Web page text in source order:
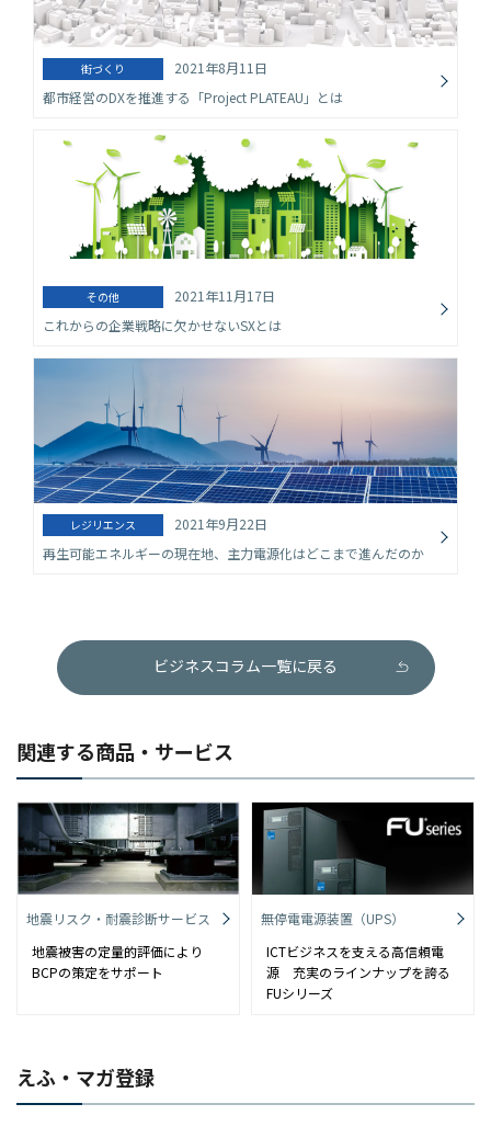
街づくり
2021年8月11日
都市経営のDXを推進する「Project PLATEAU」とは
その他
2021年11月17日
これからの企業戦略に欠かせないSXとは
レジリエンス
2021年9月22日
再生可能エネルギーの現在地、主力電源化はどこまで進んだのか
ビジネスコラム一覧に戻る
関連する商品・サービス
地震リスク・耐震診断サービス
地震被害の定量的評価により
BCPの策定をサポート
無停電電源装置（UPS）
ICTビジネスを支える高信頼電
源 充実のラインナップを誇る
FUシリーズ
えふ・マガ登録